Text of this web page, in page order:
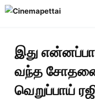
Skip
இது
வந்த
வெறுப்பாய்